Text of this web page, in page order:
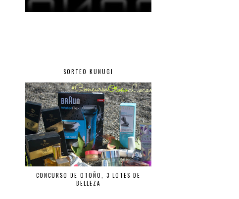
SORTEO KUNUGI
CONCURSO DE OTOÑO, 3 LOTES DE
BELLEZA